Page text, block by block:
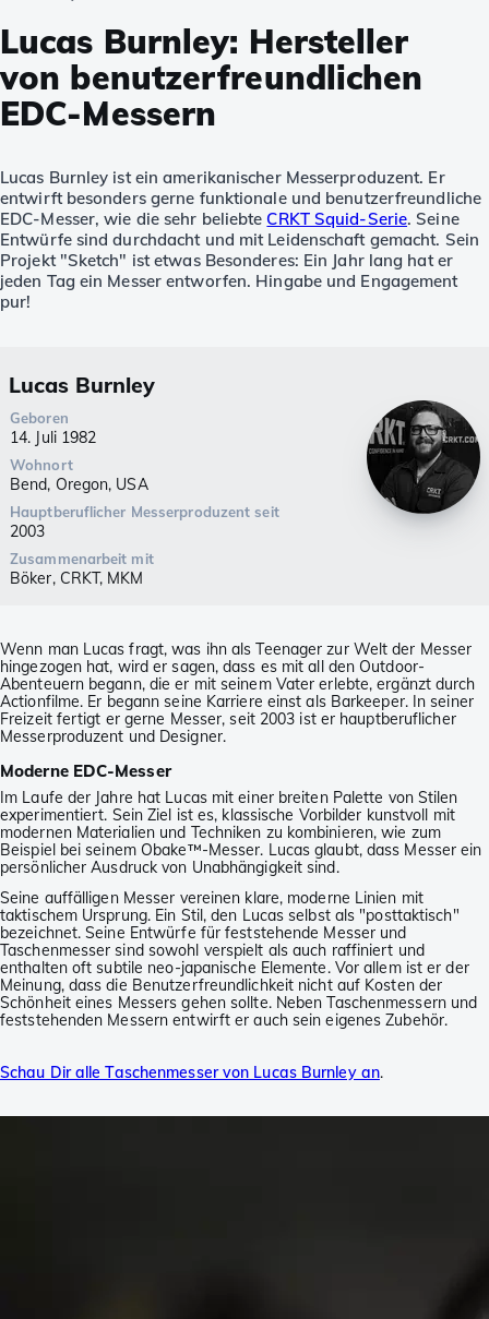
Lucas Burnley: Hersteller
von benutzerfreundlichen
EDC-Messern
Lucas Burnley ist ein amerikanischer Messerproduzent. Er
entwirft besonders gerne funktionale und benutzerfreundliche
EDC-Messer, wie die sehr beliebte CRKT Squid-Serie. Seine
Entwürfe sind durchdacht und mit Leidenschaft gemacht. Sein
Projekt "Sketch" ist etwas Besonderes: Ein Jahr lang hat er
jeden Tag ein Messer entworfen. Hingabe und Engagement
pur!
Lucas Burnley
Geboren
14. Juli 1982
Wohnort
Bend, Oregon, USA
Hauptberuflicher Messerproduzent seit
2003
Zusammenarbeit mit
Böker, CRKT, MKM
Wenn man Lucas fragt, was ihn als Teenager zur Welt der Messer
hingezogen hat, wird er sagen, dass es mit all den Outdoor-
Abenteuern begann, die er mit seinem Vater erlebte, ergänzt durch
Actionfilme. Er begann seine Karriere einst als Barkeeper. In seiner
Freizeit fertigt er gerne Messer, seit 2003 ist er hauptberuflicher
Messerproduzent und Designer.
Moderne EDC-Messer
Im Laufe der Jahre hat Lucas mit einer breiten Palette von Stilen
experimentiert. Sein Ziel ist es, klassische Vorbilder kunstvoll mit
modernen Materialien und Techniken zu kombinieren, wie zum
Beispiel bei seinem Obake™-Messer. Lucas glaubt, dass Messer ein
persönlicher Ausdruck von Unabhängigkeit sind.
Seine auffälligen Messer vereinen klare, moderne Linien mit
taktischem Ursprung. Ein Stil, den Lucas selbst als "posttaktisch"
bezeichnet. Seine Entwürfe für feststehende Messer und
Taschenmesser sind sowohl verspielt als auch raffiniert und
enthalten oft subtile neo-japanische Elemente. Vor allem ist er der
Meinung, dass die Benutzerfreundlichkeit nicht auf Kosten der
Schönheit eines Messers gehen sollte. Neben Taschenmessern und
feststehenden Messern entwirft er auch sein eigenes Zubehör.
Schau Dir alle Taschenmesser von Lucas Burnley an.